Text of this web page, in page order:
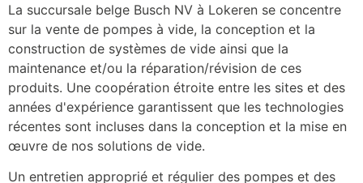
La succursale belge Busch NV à Lokeren se concentre
sur la vente de pompes à vide, la conception et la
construction de systèmes de vide ainsi que la
maintenance et/ou la réparation/révision de ces
produits. Une coopération étroite entre les sites et des
années d'expérience garantissent que les technologies
récentes sont incluses dans la conception et la mise en
œuvre de nos solutions de vide.
Un entretien approprié et régulier des pompes et des